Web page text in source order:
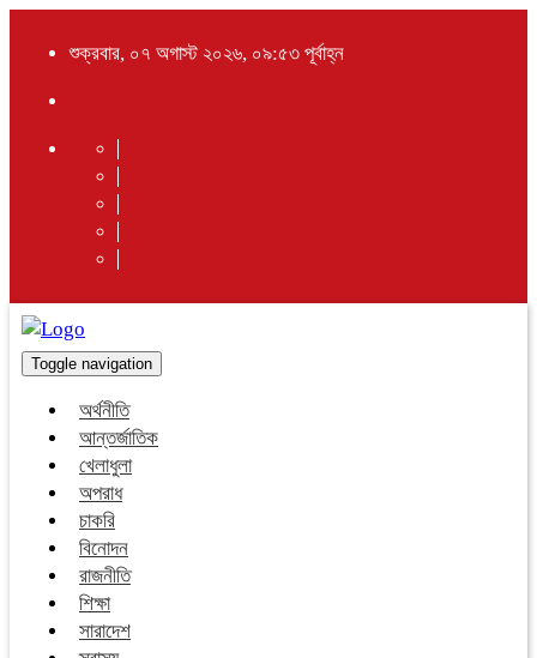
শুক্রবার, ০৭ অগাস্ট ২০২৬, ০৯:৫৩ পূর্বাহ্ন
Toggle navigation
অর্থনীতি
আন্তর্জাতিক
খেলাধুলা
অপরাধ
চাকরি
বিনোদন
রাজনীতি
শিক্ষা
সারাদেশ